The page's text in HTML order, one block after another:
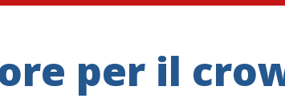
per il